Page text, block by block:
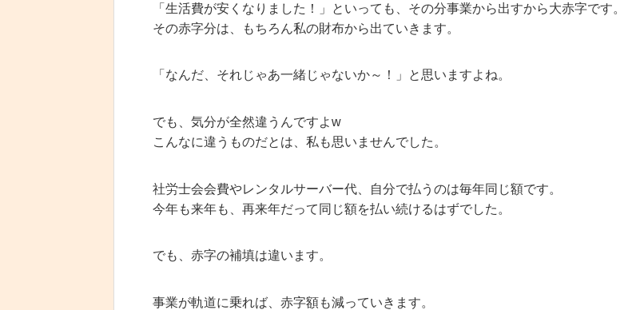
「生活費が安くなりました！」といっても、その分事業から出すから大赤字です。
その赤字分は、もちろん私の財布から出ていきます。
「なんだ、それじゃあ一緒じゃないか～！」と思いますよね。
でも、気分が全然違うんですよw
こんなに違うものだとは、私も思いませんでした。
社労士会会費やレンタルサーバー代、自分で払うのは毎年同じ額です。
今年も来年も、再来年だって同じ額を払い続けるはずでした。
でも、赤字の補填は違います。
事業が軌道に乗れば、赤字額も減っていきます。